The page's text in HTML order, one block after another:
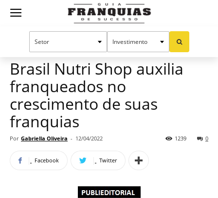
Guia
Sucesso
Mercado de franquias Publieditorial
Brasil Nutri Shop auxilia
franqueados no
crescimento de suas
franquias
Por Gabriella Oliveira - 12/04/2022 0
1239
Facebook Twitter